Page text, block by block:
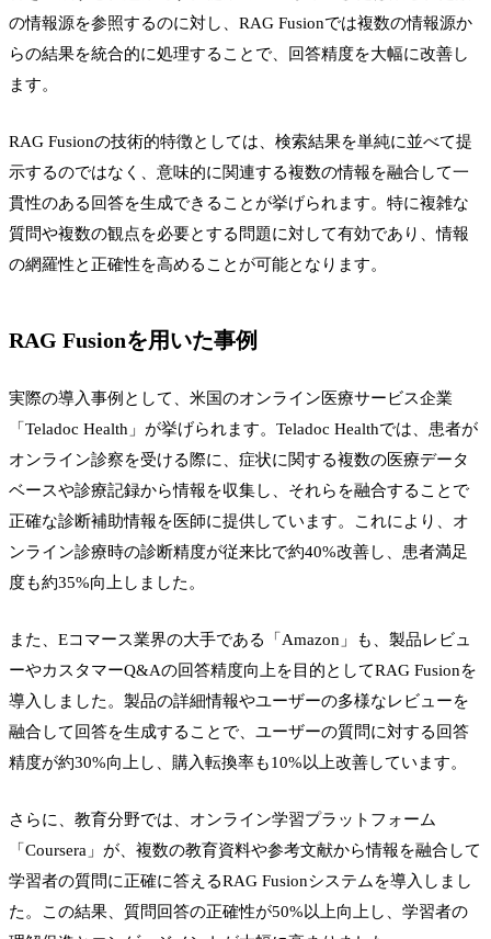
の情報源を参照するのに対し、RAG Fusionでは複数の情報源か
らの結果を統合的に処理することで、回答精度を大幅に改善し
ます。
RAG Fusionの技術的特徴としては、検索結果を単純に並べて提
示するのではなく、意味的に関連する複数の情報を融合して一
貫性のある回答を生成できることが挙げられます。特に複雑な
質問や複数の観点を必要とする問題に対して有効であり、情報
の網羅性と正確性を高めることが可能となります。
RAG Fusionを用いた事例
実際の導入事例として、米国のオンライン医療サービス企業
「Teladoc Health」が挙げられます。Teladoc Healthでは、患者が
オンライン診察を受ける際に、症状に関する複数の医療データ
ベースや診療記録から情報を収集し、それらを融合することで
正確な診断補助情報を医師に提供しています。これにより、オ
ンライン診療時の診断精度が従来比で約40%改善し、患者満足
度も約35%向上しました。
また、Eコマース業界の大手である「Amazon」も、製品レビュ
ーやカスタマーQ&Aの回答精度向上を目的としてRAG Fusionを
導入しました。製品の詳細情報やユーザーの多様なレビューを
融合して回答を生成することで、ユーザーの質問に対する回答
精度が約30%向上し、購入転換率も10%以上改善しています。
さらに、教育分野では、オンライン学習プラットフォーム
「Coursera」が、複数の教育資料や参考文献から情報を融合して
学習者の質問に正確に答えるRAG Fusionシステムを導入しまし
た。この結果、質問回答の正確性が50%以上向上し、学習者の